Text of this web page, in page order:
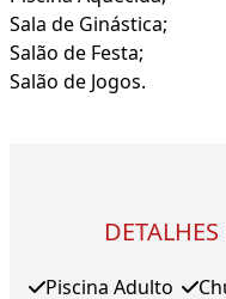
Sala de Ginástica;
Salão de Festa;
Salão de Jogos.
Piscina Adulto